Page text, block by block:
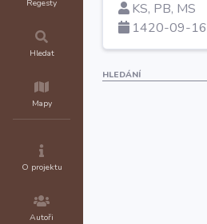
Regesty
Hledat
Mapy
O projektu
Autoři
1375KS, PB, MS
1420-09-16
HLEDÁNÍ